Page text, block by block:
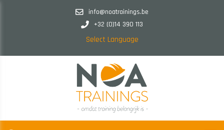
info@noatrainings.be
+32 (0)14 390 113
Select Language